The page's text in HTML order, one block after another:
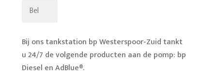
Bel
Bij ons tankstation bp Westerspoor-Zuid tankt
u 24/7 de volgende producten aan de pomp: bp
Diesel en AdBlue®.